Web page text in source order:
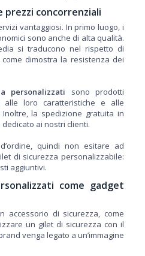
prezzi concorrenziali
vantaggiosi. In primo luogo, i
sono anche di alta qualità.
si traducono nel rispetto di
dimostra la resistenza dei
personalizzati sono prodotti
alle loro caratteristiche e alle
la spedizione gratuita in
ai nostri clienti.
quindi non esitare ad
di sicurezza personalizzabile:
aggiuntivi.
come gadget
accessorio di sicurezza, come
un gilet di sicurezza con il
venga legato a un’immagine